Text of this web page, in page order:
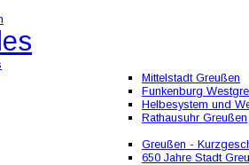
Mittelstadt Greußen
Funkenburg
Helbesystem und
Rathausuhr Greußen
Greußen -
650 Jahre Stadt